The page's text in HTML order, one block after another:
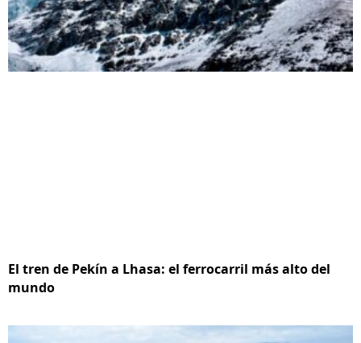
El tren de Pekín a Lhasa: el ferrocarril más alto del
mundo